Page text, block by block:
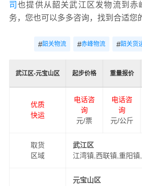
司也提供从韶关武江区发物流到赤
务，您也可以多多咨询，找到合适您
#韶关物流 #赤峰物流 #韶关货
武江区-元宝山区 起步价格 重量报价
优质
快运
电话咨
询
元/票
电话咨
询
元/公斤
取货
区域
武江区
江湾镇,西联镇,重阳镇
元宝山区